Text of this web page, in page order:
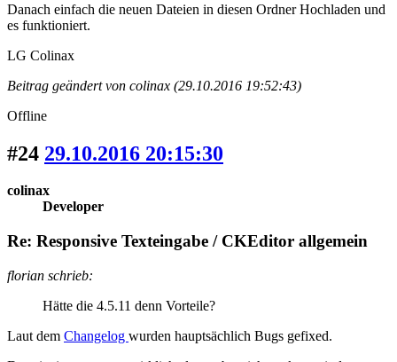
Danach einfach die neuen Dateien in diesen Ordner Hochladen und
es funktioniert.
LG Colinax
Beitrag geändert von colinax (29.10.2016 19:52:43)
Offline
#24 29.10.2016 20:15:30
colinax
Developer
Re: Responsive Texteingabe / CKEditor allgemein
florian schrieb:
Hätte die 4.5.11 denn Vorteile?
Laut dem Changelog wurden hauptsächlich Bugs gefixed.